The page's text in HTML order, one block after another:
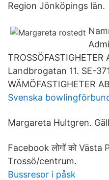
Region Jönköpings län.
TROSSÖFASTIGHETER
Landbrogatan 11. SE-
WÄMÖFASTIGHETER
Svenska
Margareta Hultgren.
Facebook लोगों को
Trossö/centrum.
Bussresor i påsk